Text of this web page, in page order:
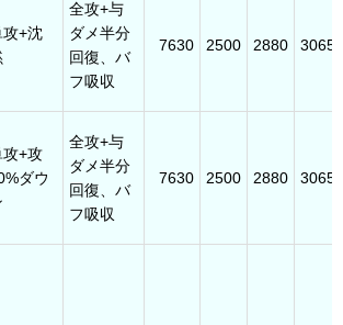
攻+沈
全攻+与
ダメ半分
回復、バ
フ吸収
7630 2500 2880 3065
攻+攻
ダウ
全攻+与
ダメ半分
回復、バ
フ吸収
7630 2500 2880 3065